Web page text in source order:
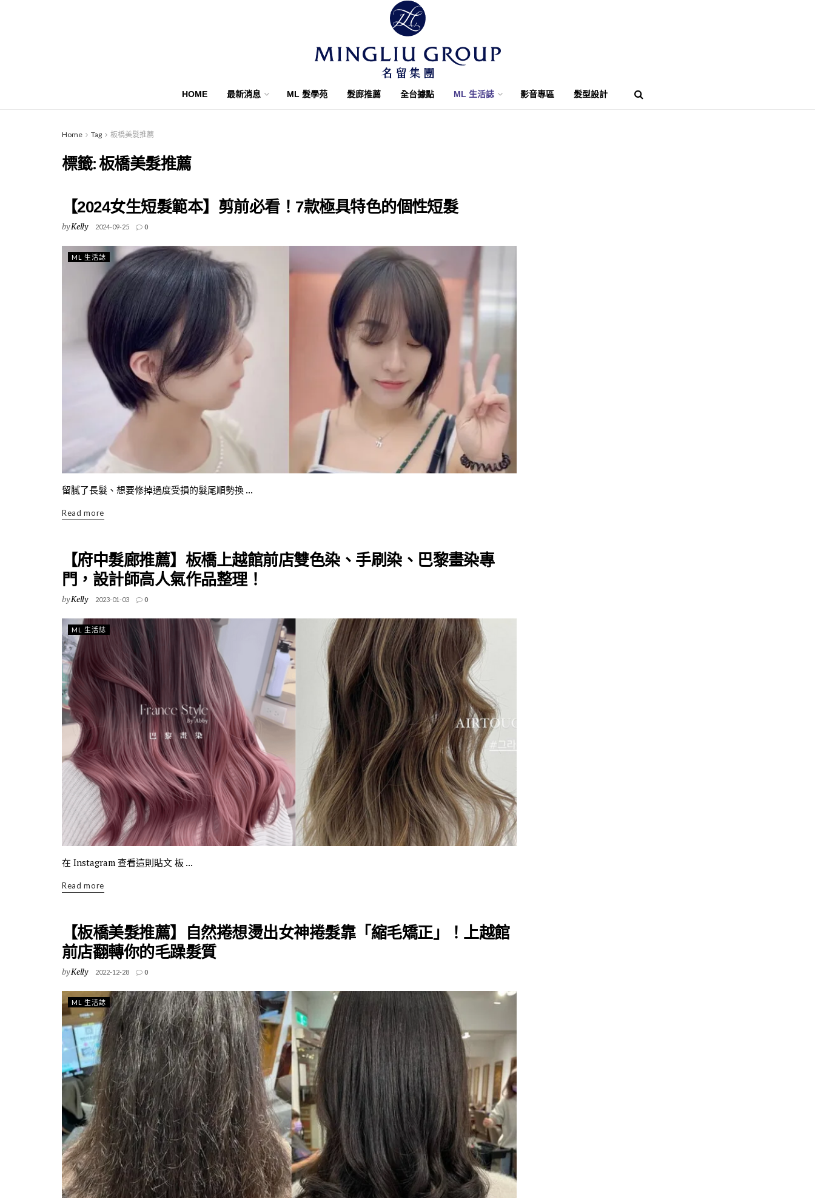
HOME 最新消息 ML 髮學苑 髮廊推薦 全台據點 ML 生活誌 影音專區 髮型設計
Home Tag 板橋美髮推薦
標籤:板橋美髮推薦
【2024女生短髮範本】剪前必看！7款極具特色的個性短髮
byKelly 2024-09-25 0
ML 生活誌
留膩了長髮、想要修掉過度受損的髮尾順勢換 ...
Read more
【府中髮廊推薦】板橋上越館前店雙色染、手刷染、巴黎畫染專
門，設計師高人氣作品整理！
byKelly 2023-01-03 0
ML 生活誌
在 Instagram 查看這則貼文 板 ...
Read more
【板橋美髮推薦】自然捲想燙出女神捲髮靠「縮毛矯正」！上越館
前店翻轉你的毛躁髮質
byKelly 2022-12-28 0
ML 生活誌